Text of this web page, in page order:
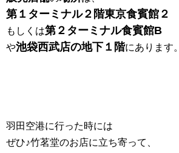
第１ターミナル２階東京食賓館２
もしくは第２ターミナル食賓館B
や池袋西武店の地下１階にあります。
羽田空港に行った時には
ぜひ♪竹茗堂のお店に立ち寄って、